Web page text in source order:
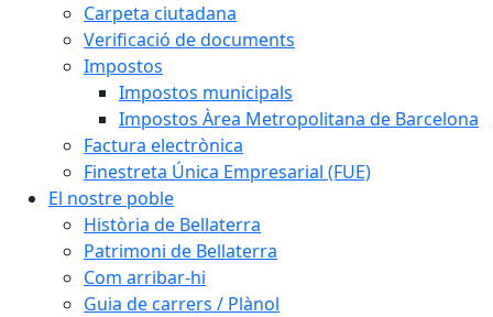
Carpeta ciutadana
Verificació de documents
Impostos
Impostos municipals
Impostos Àrea Metropolitana de Barcelona
Factura electrònica
Finestreta Única Empresarial (FUE)
El nostre poble
Història de Bellaterra
Patrimoni de Bellaterra
Com arribar-hi
Guia de carrers / Plànol